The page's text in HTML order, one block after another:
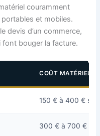
couramment
et mobiles.
devis d’un commerce,
font bouger la facture.
COÛT MATÉRIEL
150 € à 400 €
300 € à 700 €